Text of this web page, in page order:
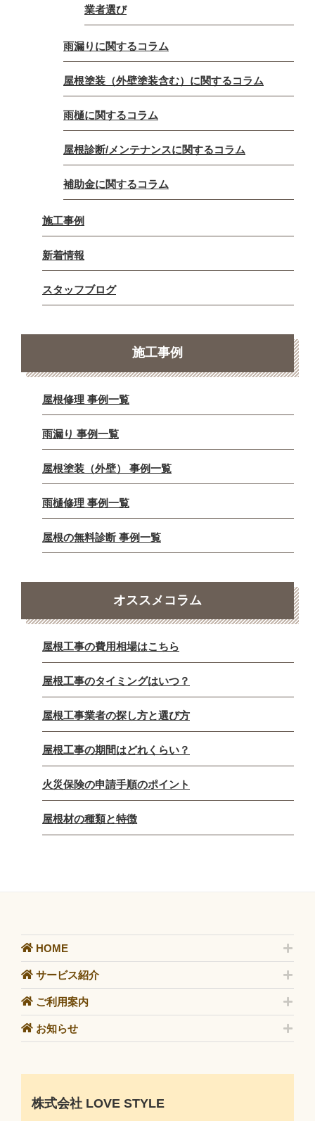
業者選び
雨漏りに関するコラム
屋根塗装（外壁塗装含む）に関するコラム
雨樋に関するコラム
屋根診断/メンテナンスに関するコラム
補助金に関するコラム
施工事例
新着情報
スタッフブログ
施工事例
屋根修理 事例一覧
雨漏り 事例一覧
屋根塗装（外壁） 事例一覧
雨樋修理 事例一覧
屋根の無料診断 事例一覧
オススメコラム
屋根工事の費用相場はこちら
屋根工事のタイミングはいつ？
屋根工事業者の探し方と選び方
屋根工事の期間はどれくらい？
火災保険の申請手順のポイント
屋根材の種類と特徴
HOME
サービス紹介
ご利用案内
お知らせ
株式会社 LOVE STYLE